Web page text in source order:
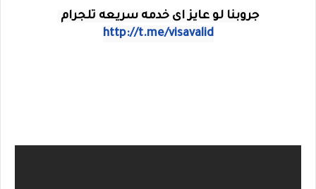
جروبنا لو عايز اى خدمه سريعه تلجرام
http://t.me/visavalid